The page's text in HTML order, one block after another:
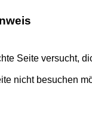
Seite versucht,
nicht besuchen